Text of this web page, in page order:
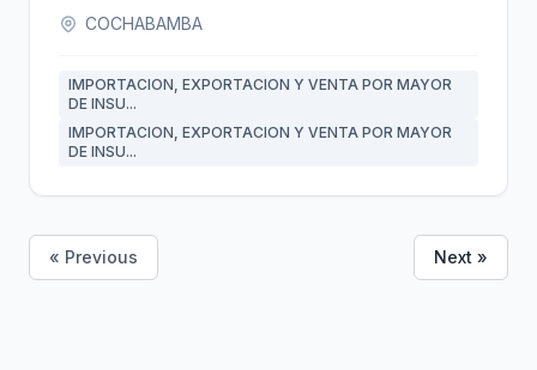
COCHABAMBA
IMPORTACION, EXPORTACION Y VENTA POR MAYOR
DE INSU...
IMPORTACION, EXPORTACION Y VENTA POR MAYOR
DE INSU...
« Previous Next »